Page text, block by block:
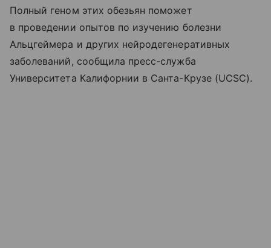
Полный геном этих обезьян поможет
в проведении опытов по изучению болезни
Альцгеймера и других нейродегенеративных
заболеваний, сообщила пресс-служба
Университета Калифорнии в Санта-Крузе (UCSC).